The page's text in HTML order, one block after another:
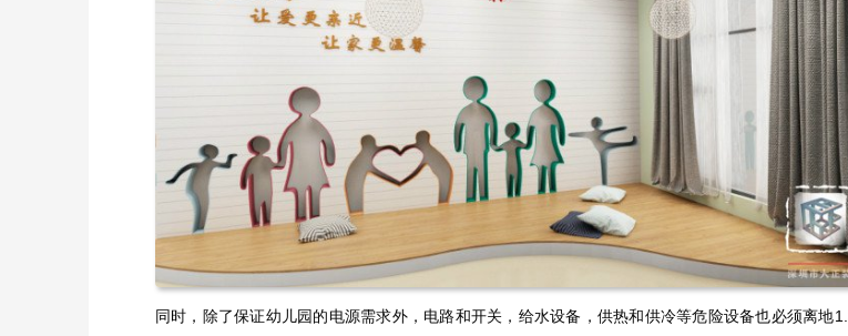
同时，除了保证幼儿园的电源需求外，电路和开关，给水设备，供热和供冷等危险设备也必须离地